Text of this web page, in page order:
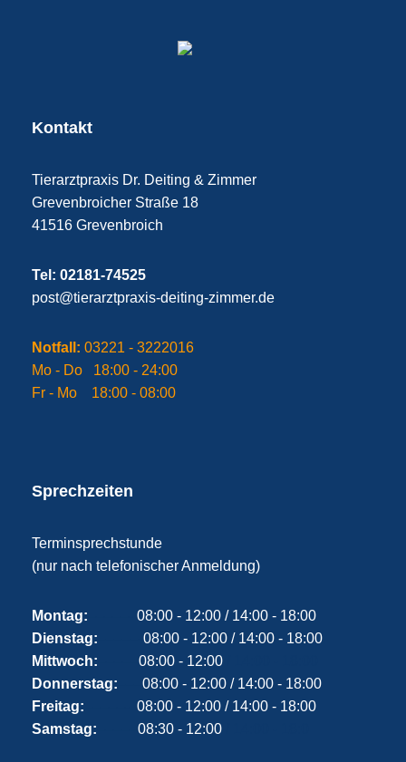
Kontakt
Tierarztpraxis Dr. Deiting & Zimmer
Grevenbroicher Straße 18
41516 Grevenbroich
Tel: 02181-74525
post@tierarztpraxis-deiting-zimmer.de
Notfall: 03221 - 3222016
Mo - Do 18:00 - 24:00
Fr - Mo 18:00 - 08:00
Sprechzeiten
Terminsprechstunde
(nur nach telefonischer Anmeldung)
Montag:
08:00 - 12:00 / 14:00 - 18:00
Dienstag:
08:00 - 12:00 / 14:00 - 18:00
Mittwoch:
08:00 - 12:00/ 14:00 - 18:00
Donnerstag:
08:00 - 12:00 / 14:00 - 18:00
Freitag:
08:00 - 12:00 / 14:00 - 18:00
Samstag:
08:30 - 12:00